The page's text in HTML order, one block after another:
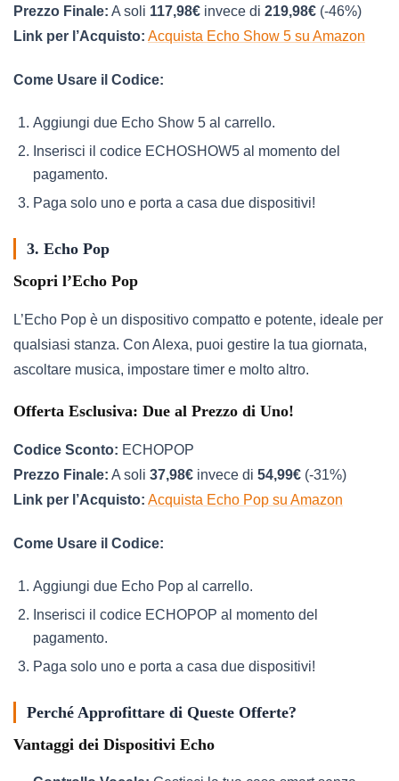
Prezzo Finale: A soli 117,98€ invece di 219,98€ (-46%)
Link per l’Acquisto: Acquista Echo Show 5 su Amazon
Come Usare il Codice:
Aggiungi due Echo Show 5 al carrello.
Inserisci il codice ECHOSHOW5 al momento del
pagamento.
Paga solo uno e porta a casa due dispositivi!
3. Echo Pop
Scopri l’Echo Pop
L’Echo Pop è un dispositivo compatto e potente, ideale per
qualsiasi stanza. Con Alexa, puoi gestire la tua giornata,
ascoltare musica, impostare timer e molto altro.
Offerta Esclusiva: Due al Prezzo di Uno!
Codice Sconto: ECHOPOP
Prezzo Finale: A soli 37,98€ invece di 54,99€ (-31%)
Link per l’Acquisto: Acquista Echo Pop su Amazon
Come Usare il Codice:
Aggiungi due Echo Pop al carrello.
Inserisci il codice ECHOPOP al momento del
pagamento.
Paga solo uno e porta a casa due dispositivi!
Perché Approfittare di Queste Offerte?
Vantaggi dei Dispositivi Echo